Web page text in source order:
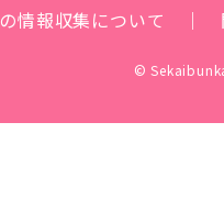
情報収集について
©